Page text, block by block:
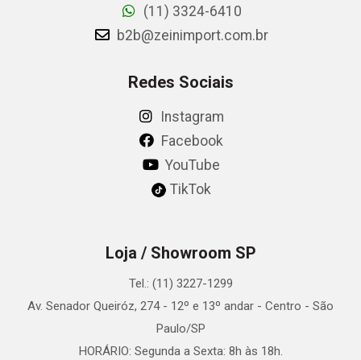
(11) 3324-6410
b2b@zeinimport.com.br
Redes Sociais
Instagram
Facebook
YouTube
TikTok
Loja / Showroom SP
Tel.: (11) 3227-1299
Av. Senador Queiróz, 274 - 12º e 13º andar - Centro - São
Paulo/SP
HORÁRIO: Segunda a Sexta: 8h às 18h.